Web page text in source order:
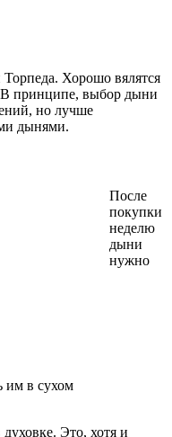
Хорошо вялятся
принципе, выбор дыни
но лучше
дынями.
После
покупки
неделю
дыни
нужно
им в сухом
Это, хотя и